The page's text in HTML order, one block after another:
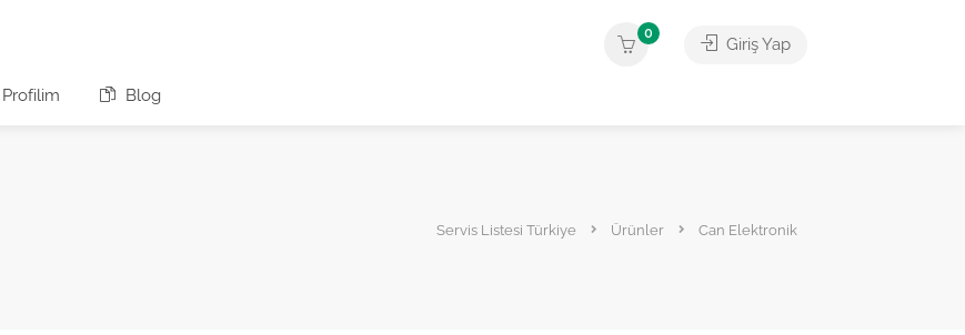
Profilim Blog
0
Giriş Yap
Servis Listesi Türkiye Ürünler Can Elektronik